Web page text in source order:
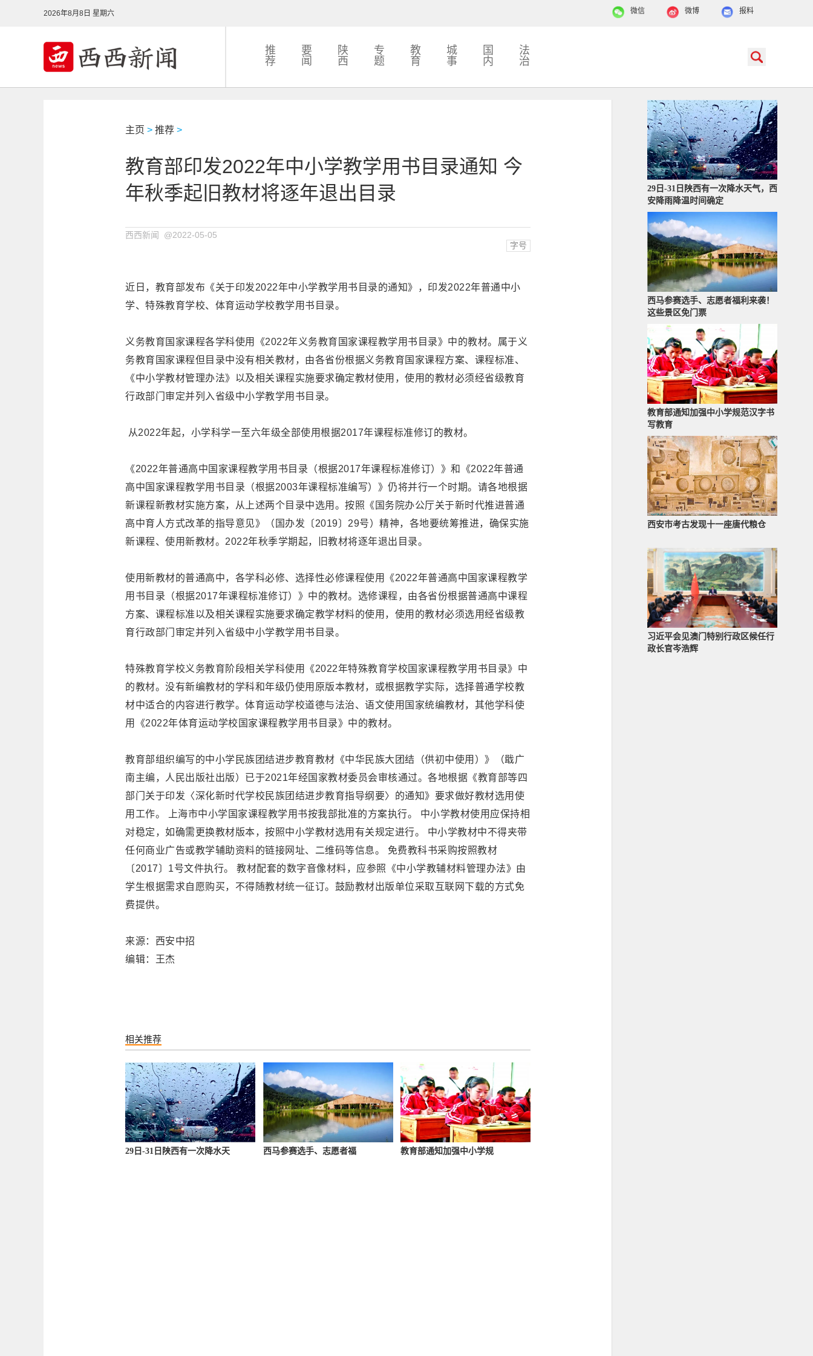
2026年8月8日 星期六 报料
微博
微信
推
荐
要
闻
陕
西
专
题
教
育
城
事
国
内
法
治
主页 > 推荐 >
教育部印发2022年中小学教学用书目录通知 今
年秋季起旧教材将逐年退出目录
西西新闻 @2022-05-05
字号
近日，教育部发布《关于印发2022年中小学教学用书目录的通知》，印发2022年普通中小
学、特殊教育学校、体育运动学校教学用书目录。
义务教育国家课程各学科使用《2022年义务教育国家课程教学用书目录》中的教材。属于义
务教育国家课程但目录中没有相关教材，由各省份根据义务教育国家课程方案、课程标准、
《中小学教材管理办法》以及相关课程实施要求确定教材使用，使用的教材必须经省级教育
行政部门审定并列入省级中小学教学用书目录。
从2022年起，小学科学一至六年级全部使用根据2017年课程标准修订的教材。
《2022年普通高中国家课程教学用书目录（根据2017年课程标准修订）》和《2022年普通
高中国家课程教学用书目录（根据2003年课程标准编写）》仍将并行一个时期。请各地根据
新课程新教材实施方案，从上述两个目录中选用。按照《国务院办公厅关于新时代推进普通
高中育人方式改革的指导意见》（国办发〔2019〕29号）精神，各地要统筹推进，确保实施
新课程、使用新教材。2022年秋季学期起，旧教材将逐年退出目录。
使用新教材的普通高中，各学科必修、选择性必修课程使用《2022年普通高中国家课程教学
用书目录（根据2017年课程标准修订）》中的教材。选修课程，由各省份根据普通高中课程
方案、课程标准以及相关课程实施要求确定教学材料的使用，使用的教材必须选用经省级教
育行政部门审定并列入省级中小学教学用书目录。
特殊教育学校义务教育阶段相关学科使用《2022年特殊教育学校国家课程教学用书目录》中
的教材。没有新编教材的学科和年级仍使用原版本教材，或根据教学实际，选择普通学校教
材中适合的内容进行教学。体育运动学校道德与法治、语文使用国家统编教材，其他学科使
用《2022年体育运动学校国家课程教学用书目录》中的教材。
教育部组织编写的中小学民族团结进步教育教材《中华民族大团结（供初中使用）》（戢广
南主编，人民出版社出版）已于2021年经国家教材委员会审核通过。各地根据《教育部等四
部门关于印发〈深化新时代学校民族团结进步教育指导纲要〉的通知》要求做好教材选用使
用工作。 上海市中小学国家课程教学用书按我部批准的方案执行。 中小学教材使用应保持相
对稳定，如确需更换教材版本，按照中小学教材选用有关规定进行。 中小学教材中不得夹带
任何商业广告或教学辅助资料的链接网址、二维码等信息。 免费教科书采购按照教材
〔2017〕1号文件执行。 教材配套的数字音像材料，应参照《中小学教辅材料管理办法》由
学生根据需求自愿购买，不得随教材统一征订。鼓励教材出版单位采取互联网下载的方式免
费提供。
来源：西安中招
编辑：王杰
相关推荐
29日-31日陕西有一次降水天 西马参赛选手、志愿者福 教育部通知加强中小学规
29日-31日陕西有一次降水天气，西
安降雨降温时间确定
西马参赛选手、志愿者福利来袭！
这些景区免门票
教育部通知加强中小学规范汉字书
写教育
西安市考古发现十一座唐代粮仓
习近平会见澳门特别行政区候任行
政长官岑浩辉